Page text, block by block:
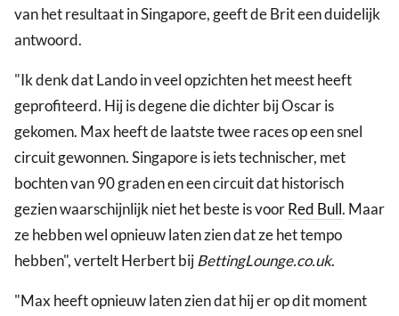
van het resultaat in Singapore, geeft de Brit een duidelijk
antwoord.
"Ik denk dat Lando in veel opzichten het meest heeft
geprofiteerd. Hij is degene die dichter bij Oscar is
gekomen. Max heeft de laatste twee races op een snel
circuit gewonnen. Singapore is iets technischer, met
bochten van 90 graden en een circuit dat historisch
gezien waarschijnlijk niet het beste is voorRed Bull. Maar
ze hebben wel opnieuw laten zien dat ze het tempo
hebben", vertelt Herbert bijBettingLounge.co.uk.
"Max heeft opnieuw laten zien dat hij er op dit moment